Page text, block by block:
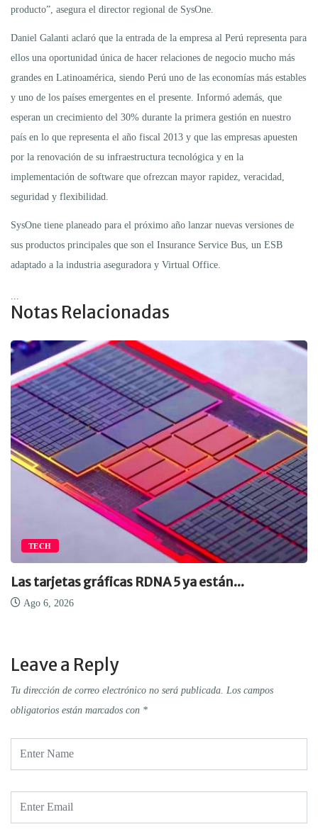
producto”, asegura el director regional de SysOne.
Daniel Galanti aclaró que la entrada de la empresa al Perú representa para
ellos una oportunidad única de hacer relaciones de negocio mucho más
grandes en Latinoamérica, siendo Perú uno de las economías más estables
y uno de los países emergentes en el presente. Informó además, que
esperan un crecimiento del 30% durante la primera gestión en nuestro
país en lo que representa el año fiscal 2013 y que las empresas apuesten
por la renovación de su infraestructura tecnológica y en la
implementación de software que ofrezcan mayor rapidez, veracidad,
seguridad y flexibilidad.
SysOne tiene planeado para el próximo año lanzar nuevas versiones de
sus productos principales que son el Insurance Service Bus, un ESB
adaptado a la industria aseguradora y Virtual Office.
Notas Relacionadas
TECH
Las tarjetas gráficas RDNA 5 ya están...
Ago 6, 2026
Leave a Reply
Tu dirección de correo electrónico no será publicada. Los campos
obligatorios están marcados con *